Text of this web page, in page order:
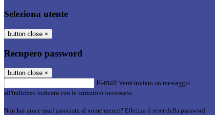
Seleziona utente
button close ×
Recupero password
button close ×
E-mail Verrà inviato un messaggio
all'indirizzo indicato con le istruzioni necessarie.
Non hai una e-mail associata al nome utente? Effettua il reset della password